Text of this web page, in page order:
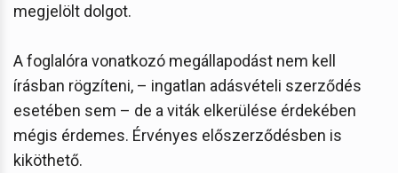
megjelölt dolgot.
A foglalóra vonatkozó megállapodást nem kell
írásban rögzíteni, – ingatlan adásvételi szerződés
esetében sem – de a viták elkerülése érdekében
mégis érdemes. Érvényes előszerződésben is
kiköthető.